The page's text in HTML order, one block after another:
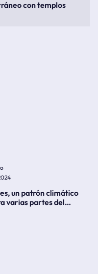
con templos
un patrón climático
varias partes del